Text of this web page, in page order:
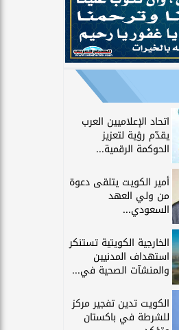
اتحاد الإعلاميين العرب
يقدّم رؤية لتعزيز
الحوكمة الرقمية...
أمير الكويت يتلقى دعوة
من ولي العهد
السعودي...
الخارجية الكويتية تستنكر
استهداف المدنيين
والمنشآت الصحية في...
الكويت تدين تفجير مركز
للشرطة في باكستان